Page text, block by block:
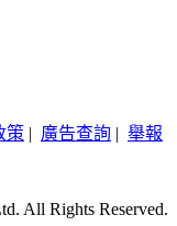
策 | 廣告查詢 | 舉報
All Rights Reserved.